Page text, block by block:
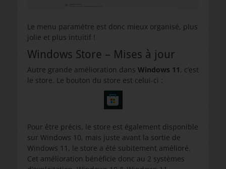
Le menu paramètre est donc mieux organisé, plus
jolie et plus intuitif !
Windows Store – Mises à jour
Autre grande amélioration dans Windows 11, c’est
le store. Le bouton du store est celui-ci :
Pour être précis, le store est également disponible
sur Windows 10, mais juste avant la sortie de
Windows 11, le store a été subitement amélioré.
Cet amélioration bénéficie donc au 2 systèmes